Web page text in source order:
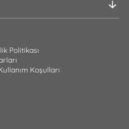
Politikası
Koşulları